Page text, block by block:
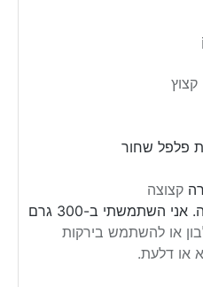
קצוץ
קצוצה
בסיס לקארי- לפי בחירה. אני השתמשתי ב-300 גרם
או להשתמש בירקות
או דלעת.